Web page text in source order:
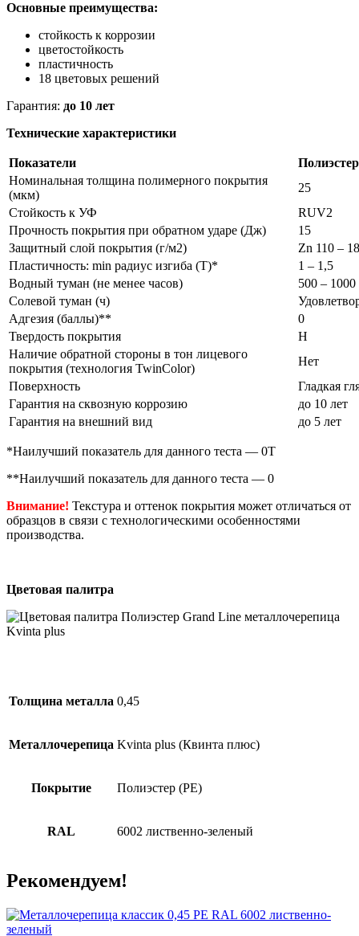
Основные преимущества:
стойкость к коррозии
цветостойкость
пластичность
18 цветовых решений
Гарантия: до 10 лет
Технические характеристики
Показатели
Полиэстер
Номинальная толщина полимерного покрытия
(мкм)
25
Стойкость к УФ
RUV2
Прочность покрытия при обратном ударе (Дж)
15
Защитный слой покрытия (г/м2)
Zn 110 –
Пластичность: min радиус изгиба (Т)*
1 – 1,5
Водный туман (не менее часов)
500 – 1000
Солевой туман (ч)
Адгезия (баллы)**
0
Твердость покрытия
Н
Наличие обратной стороны в тон лицевого
покрытия (технология TwinColor)
Нет
Поверхность
Гладкая
Гарантия на сквозную коррозию
до 10 лет
Гарантия на внешний вид
до 5 лет
*Наилучший показатель для данного теста — 0Т
**Наилучший показатель для данного теста — 0
Внимание! Текстура и оттенок покрытия может отличаться от
образцов в связи с технологическими особенностями
производства.
Цветовая палитра
Толщина металла 0,45
Металлочерепица Kvinta plus (Квинта плюс)
Покрытие Полиэстер (PE)
RAL 6002 лиственно-зеленый
Рекомендуем!